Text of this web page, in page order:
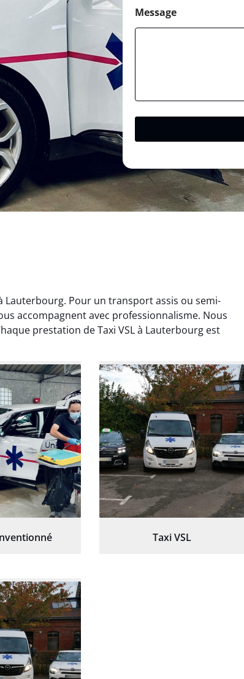
Message
Lauterbourg. Pour un transport assis ou semi-
accompagnent avec professionnalisme. Nous
prestation de Taxi VSL à Lauterbourg est
Taxi VSL
2025
du transport,
déroulé.
l’écoute et
Jérémy Ferrand
8 septembre 2024
Transport ponctuel et
personnel très attentionné.
Très satisfait du service.